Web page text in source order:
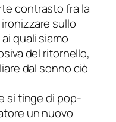
contrasto fra la
sullo
quali siamo
del ritornello,
dal sonno ciò
si tinge di pop-
un nuovo